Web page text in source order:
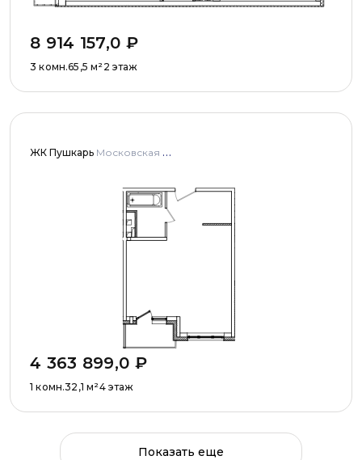
8 914 157,0 ₽
3 комн.65,5 м²2 этаж
ЖК Пушкарь Московская область, Городской округ Пушкинский, с. Тарасовка, мкр Пушкарь, дома № 1, 2, 3
4 363 899,0 ₽
1 комн.32,1 м²4 этаж
Показать еще